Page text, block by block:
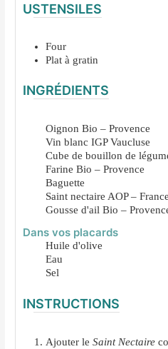
USTENSILES
Four
Plat à gratin
INGRÉDIENTS
Oignon Bio – Provence
Vin blanc IGP Vaucluse
Cube de bouillon de
Farine Bio – Provence
Baguette
Saint nectaire AOP – France
Gousse d'ail Bio –
Dans vos placards
Huile d'olive
Eau
Sel
INSTRUCTIONS
Ajouter leSaint Nectaire